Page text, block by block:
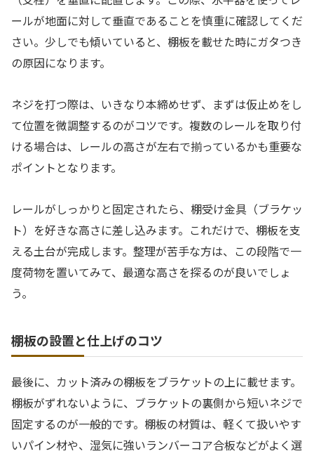
ールが地面に対して垂直であることを慎重に確認してくだ
さい。少しでも傾いていると、棚板を載せた時にガタつき
の原因になります。
ネジを打つ際は、いきなり本締めせず、まずは仮止めをし
て位置を微調整するのがコツです。複数のレールを取り付
ける場合は、レールの高さが左右で揃っているかも重要な
ポイントとなります。
レールがしっかりと固定されたら、棚受け金具（ブラケッ
ト）を好きな高さに差し込みます。これだけで、棚板を支
える土台が完成します。整理が苦手な方は、この段階で一
度荷物を置いてみて、最適な高さを探るのが良いでしょ
う。
棚板の設置と仕上げのコツ
最後に、カット済みの棚板をブラケットの上に載せます。
棚板がずれないように、ブラケットの裏側から短いネジで
固定するのが一般的です。棚板の材質は、軽くて扱いやす
いパイン材や、湿気に強いランバーコア合板などがよく選